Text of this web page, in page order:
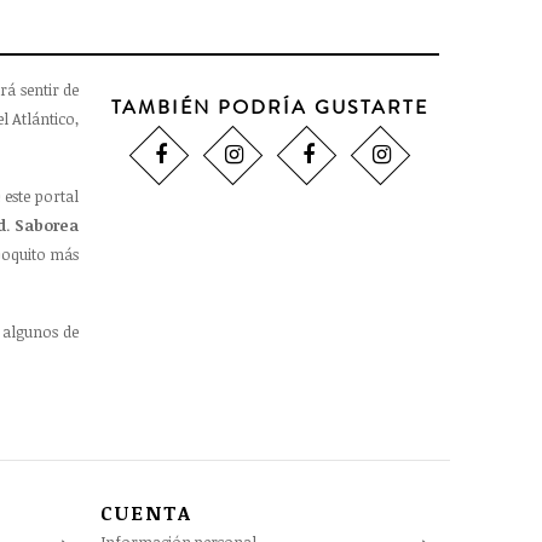
sentir de
Atlántico,
portal
. Saborea
más
de
TAMBIÉN PODRÍA GUSTARTE
CUENTA